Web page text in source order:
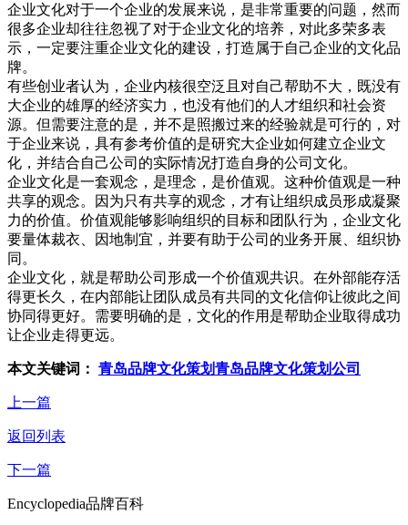
企业文化对于一个企业的发展来说，是非常重要的问题，然而
很多企业却往往忽视了对于企业文化的培养，对此多荣多表
示，一定要注重企业文化的建设，打造属于自己企业的文化品
牌。
有些创业者认为，企业内核很空泛且对自己帮助不大，既没有
大企业的雄厚的经济实力，也没有他们的人才组织和社会资
源。但需要注意的是，并不是照搬过来的经验就是可行的，对
于企业来说，具有参考价值的是研究大企业如何建立企业文
化，并结合自己公司的实际情况打造自身的公司文化。
企业文化是一套观念，是理念，是价值观。这种价值观是一种
共享的观念。因为只有共享的观念，才有让组织成员形成凝聚
力的价值。价值观能够影响组织的目标和团队行为，企业文化
要量体裁衣、因地制宜，并要有助于公司的业务开展、组织协
同。
企业文化，就是帮助公司形成一个价值观共识。在外部能存活
得更长久，在内部能让团队成员有共同的文化信仰让彼此之间
协同得更好。需要明确的是，文化的作用是帮助企业取得成功
让企业走得更远。
本文关键词： 青岛品牌文化策划青岛品牌文化策划公司
上一篇
返回列表
下一篇
Encyclopedia品牌百科